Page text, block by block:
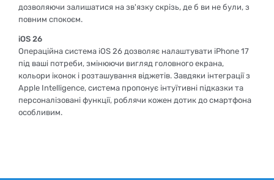
дозволяючи залишатися на зв'язку скрізь, де б ви не були, з
повним спокоєм.
iOS 26
Операційна система iOS 26 дозволяє налаштувати iPhone 17
під ваші потреби, змінюючи вигляд головного екрана,
кольори іконок і розташування віджетів. Завдяки інтеграції з
Apple Intelligence, система пропонує інтуїтивні підказки та
персоналізовані функції, роблячи кожен дотик до смартфона
особливим.